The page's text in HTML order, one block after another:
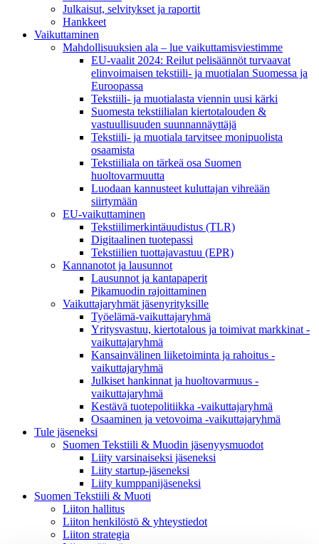
Julkaisut, selvitykset ja raportit
Hankkeet
Vaikuttaminen
Mahdollisuuksien ala – lue vaikuttamis­viestimme
EU-vaalit 2024: Reilut pelisäännöt turvaavat
elinvoimaisen tekstiili- ja muotialan Suomessa ja
Euroopassa
Tekstiili- ja muotialasta viennin uusi kärki
Suomesta tekstiilialan kiertotalouden &
vastuullisuuden suunnannäyttäjä
Tekstiili- ja muotiala tarvitsee monipuolista
osaamista
Tekstiiliala on tärkeä osa Suomen
huoltovarmuutta
Luodaan kannusteet kuluttajan vihreään
siirtymään
EU-vaikuttaminen
Tekstiilimerkintäuudistus (TLR)
Digitaalinen tuotepassi
Tekstiilien tuottajavastuu (EPR)
Kannanotot ja lausunnot
Lausunnot ja kantapaperit
Pikamuodin rajoittaminen
Vaikuttajaryhmät jäsenyrityksille
Työelämä-vaikuttajaryhmä
Yritysvastuu, kiertotalous ja toimivat markkinat -
vaikuttajaryhmä
Kansainvälinen liiketoiminta ja rahoitus -
vaikuttajaryhmä
Julkiset hankinnat ja huoltovarmuus -
vaikuttajaryhmä
Kestävä tuotepolitiikka​ -vaikuttajaryhmä
Osaaminen ja vetovoima -vaikuttajaryhmä
Tule jäseneksi
Suomen Tekstiili & Muodin jäsenyysmuodot
Liity varsinaiseksi jäseneksi
Liity startup-jäseneksi
Liity kumppani­jäseneksi
Suomen Tekstiili & Muoti
Liiton hallitus
Liiton henkilöstö & yhteystiedot
Liiton strategia